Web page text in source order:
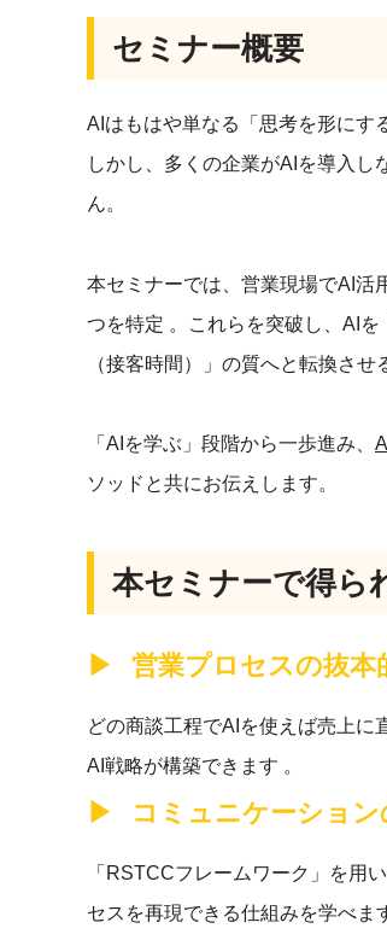
セミナー概要
AIはもはや単なる「思考を形にす
しかし、多くの企業がAIを導入
ん。
本セミナーでは、営業現場でAI活
つを特定 。これらを突破し、AI
（接客時間）」の質へと転換さ
「AIを学ぶ」段階から一歩進み、
ソッドと共にお伝えします。
本セミナーで得ら
営業プロセスの抜本
どの商談工程でAIを使えば売上に
AI戦略が構築できます 。
コミュニケーション
「RSTCCフレームワーク」を用
セスを再現できる仕組みを学べま